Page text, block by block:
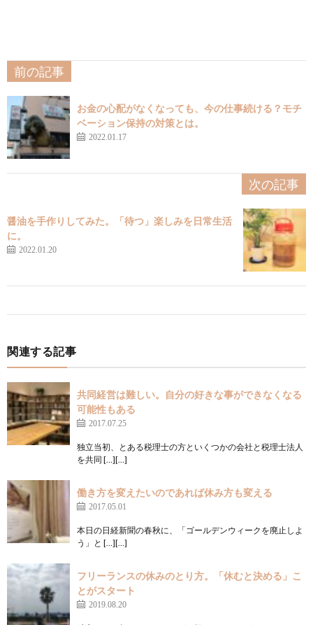
前の記事
お金の心配がなくなっても、今の仕事続ける？モチ
ベーション保持の対策とは。
2022.01.17
次の記事
醤油を手作りしてみた。「待つ」楽しみを日常生活
に。
2022.01.20
関連する記事
共同経営は難しい。自分の好きな事ができなくなる
可能性もある
2017.07.25
独立当初、とある税理士の方といくつかの会社と税理士法人
を共同 […][…]
働き方を変えたいのであれば休み方も変える
2017.05.01
本日の日経新聞の春秋に、「ゴールデンウィークを廃止しよ
う」と […][…]
フリーランスの休みのとり方。「休むと決める」こ
とがスタート
2019.08.20